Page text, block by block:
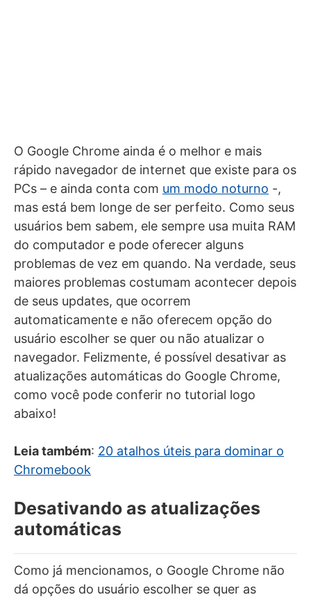
O Google Chrome ainda é o melhor e mais
rápido navegador de internet que existe para os
PCs – e ainda conta com um modo noturno -,
mas está bem longe de ser perfeito. Como seus
usuários bem sabem, ele sempre usa muita RAM
do computador e pode oferecer alguns
problemas de vez em quando. Na verdade, seus
maiores problemas costumam acontecer depois
de seus updates, que ocorrem
automaticamente e não oferecem opção do
usuário escolher se quer ou não atualizar o
navegador. Felizmente, é possível desativar as
atualizações automáticas do Google Chrome,
como você pode conferir no tutorial logo
abaixo!
Leia também: 20 atalhos úteis para dominar o
Chromebook
Desativando as atualizações
automáticas
Como já mencionamos, o Google Chrome não
dá opções do usuário escolher se quer as